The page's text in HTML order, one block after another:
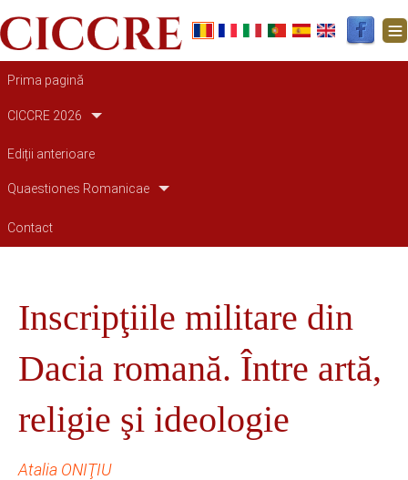
Main navigation
Prima pagină
CICCRE 2026
Ediții anterioare
Quaestiones Romanicae
Contact
Inscripţiile militare din
Dacia romană. Între artă,
religie şi ideologie
Atalia ONIŢIU